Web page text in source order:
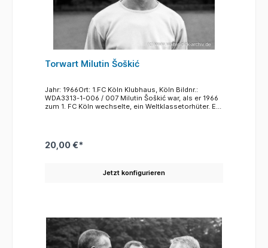
Torwart Milutin Šoškić
Jahr: 1966Ort: 1.FC Köln Klubhaus, Köln Bildnr.:
WDA3313-1-006 / 007 Milutin Šoškić war, als er 1966
zum 1. FC Köln wechselte, ein Weltklassetorhüter. Er
Schumacher (den wahren Anton Schumacher, den
"Held von Liverpool" als Nummer eins im Tor der
begann eine Trainerlaufbahn.
20,00 €*
Jetzt konfigurieren